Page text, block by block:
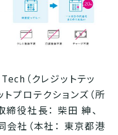
（クレジットテッ
プロテクションズ（所
役社長： 柴田 紳、
会社（本社： 東京都港